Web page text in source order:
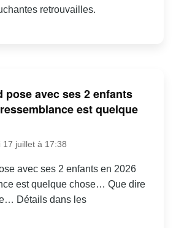
retrouvailles.
pose avec ses 2 enfants
est quelque
17 juillet à 17:38
avec ses 2 enfants en 2026
est quelque chose… Que dire
Détails dans les